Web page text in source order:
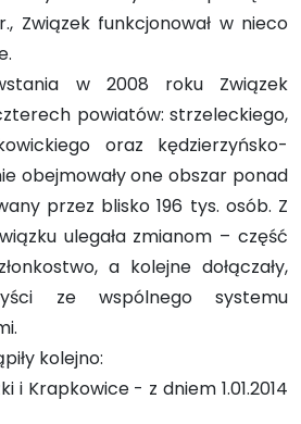
Związek funkcjonował w nieco
w 2008 roku Związek
powiatów: strzeleckiego,
oraz kędzierzyńsko-
obejmowały one obszar ponad
przez blisko 196 tys. osób. Z
ulegała zmianom – część
a kolejne dołączały,
ze wspólnego systemu
kolejno:
i Krapkowice - z dniem 1.01.2014